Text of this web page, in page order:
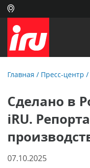
Главная / Пресс-центр /
Сделано в
iRU.
07.10.2025